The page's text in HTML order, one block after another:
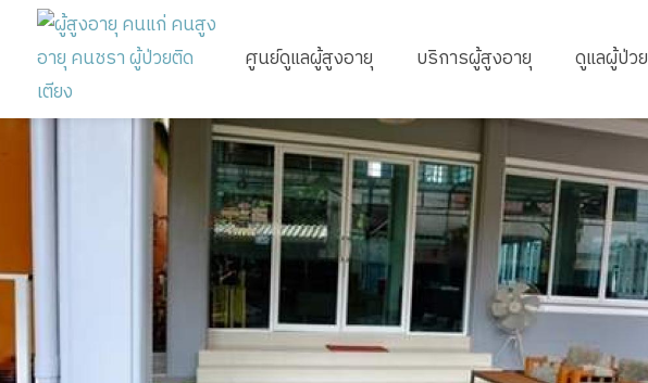
ศูนย์ดูแลผู้สูงอายุ บริการผู้สูงอายุ ดูแลผู้ป่วย